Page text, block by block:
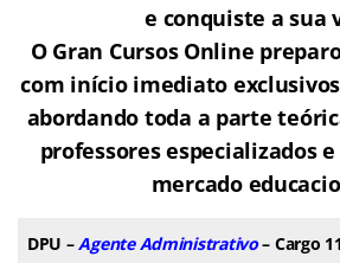
e conquiste a sua
O Gran Cursos Online
com início imediato
abordando toda a parte
professores especializados
mercado
DPU –Agente Administrativo– Cargo